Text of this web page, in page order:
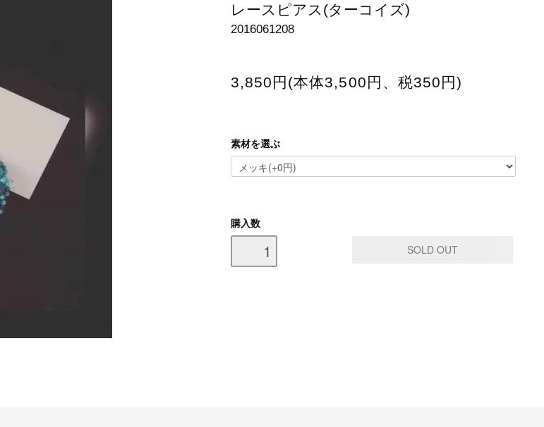
レースピアス(ターコイズ)
2016061208
3,850円(本体3,500円、税350円)
素材を選ぶ
購入数